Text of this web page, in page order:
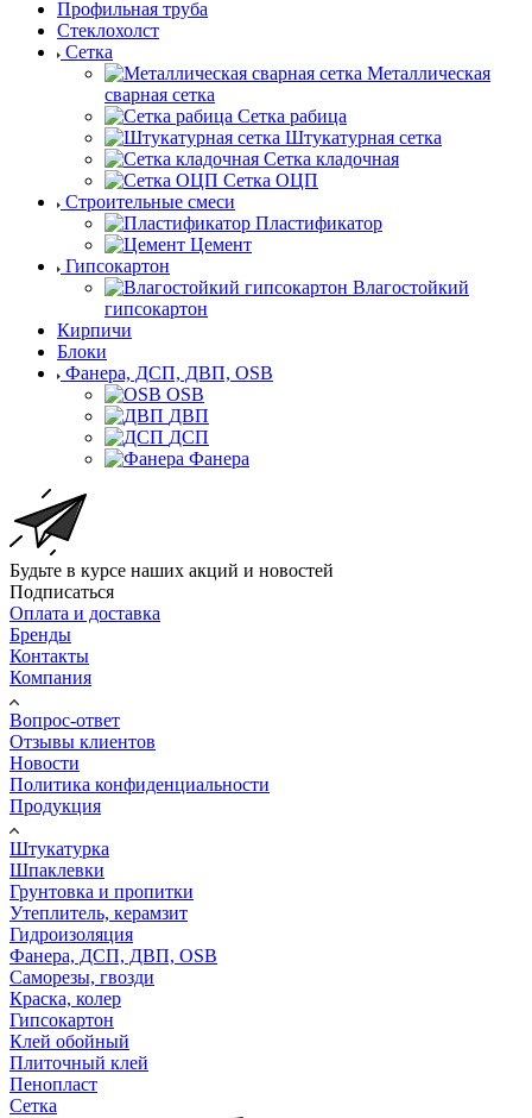
Профильная труба
Стеклохолст
Сетка
Металлическая
сварная сетка
Сетка рабица
Штукатурная сетка
Сетка кладочная
Сетка ОЦП
Строительные смеси
Пластификатор
Цемент
Гипсокартон
Влагостойкий
гипсокартон
Кирпичи
Блоки
Фанера, ДСП, ДВП, OSB
OSB
ДВП
ДСП
Фанера
Будьте в курсе наших акций и новостей
Подписаться
Оплата и доставка
Бренды
Контакты
Компания
Вопрос-ответ
Отзывы клиентов
Новости
Политика конфиденциальности
Продукция
Штукатурка
Шпаклевки
Грунтовка и пропитки
Утеплитель, керамзит
Гидроизоляция
Фанера, ДСП, ДВП, OSB
Саморезы, гвозди
Краска, колер
Гипсокартон
Клей обойный
Плиточный клей
Пенопласт
Сетка